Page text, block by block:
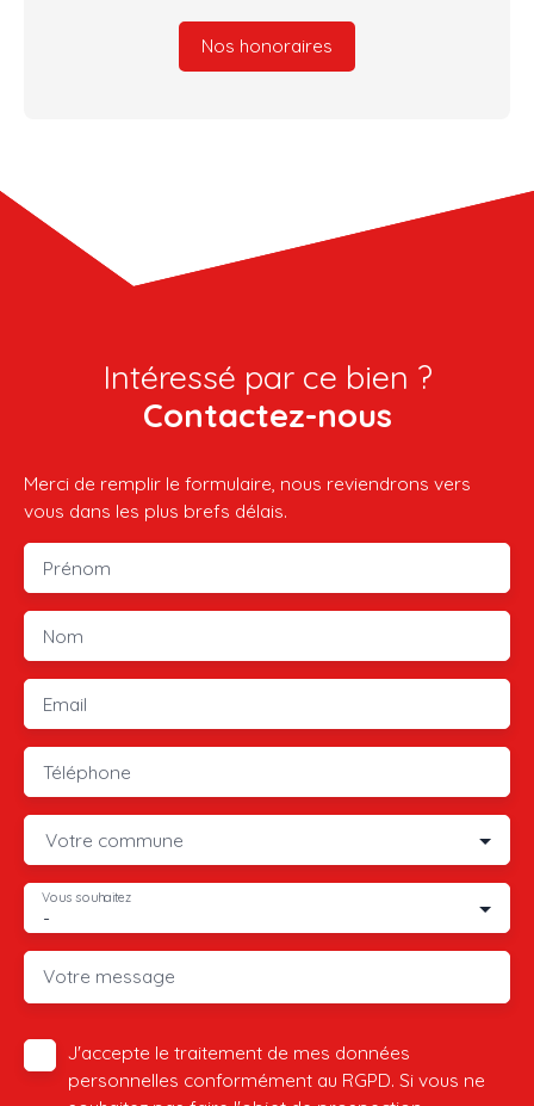
Nos honoraires
Intéressé par ce bien ?
Contactez-nous
Merci de remplir le formulaire, nous reviendrons vers
vous dans les plus brefs délais.
Prénom
Nom
Email
Téléphone
Votre commune
-
Vous souhaitez
Votre message
J'accepte le traitement de mes données
personnelles conformément au RGPD. Si vous ne